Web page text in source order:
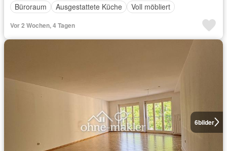
Büroraum
Ausgestattete Küche Voll möbliert
Vor 2 Wochen, 4 Tagen
6bilder